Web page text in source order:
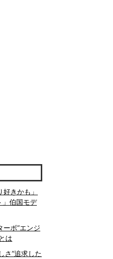
きかも」
」伯国モデ
ーボ”エンジ
は
さ”追求した